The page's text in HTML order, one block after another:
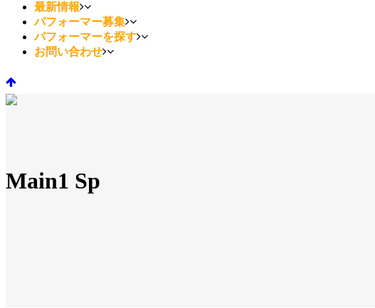
最新情報
パフォーマー募集
パフォーマーを探す
お問い合わせ
Main1 Sp